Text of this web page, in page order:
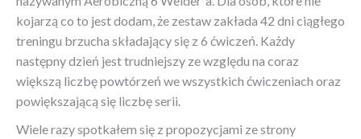
kojarzą co to jest dodam, że zestaw zakłada 42 dni ciągłego
treningu brzucha składający się z 6 ćwiczeń. Każdy
następny dzień jest trudniejszy ze względu na coraz
większą liczbę powtórzeń we wszystkich ćwiczeniach oraz
powiększającą się liczbę serii.
Wiele razy spotkałem się z propozycjami ze strony